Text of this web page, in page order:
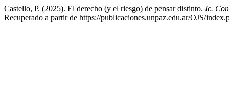
Castello, P. (2025). El derecho (y el riesgo) de pensar distinto. Ic.
Recuperado a partir de https://publicaciones.unpaz.edu.ar/OJS/